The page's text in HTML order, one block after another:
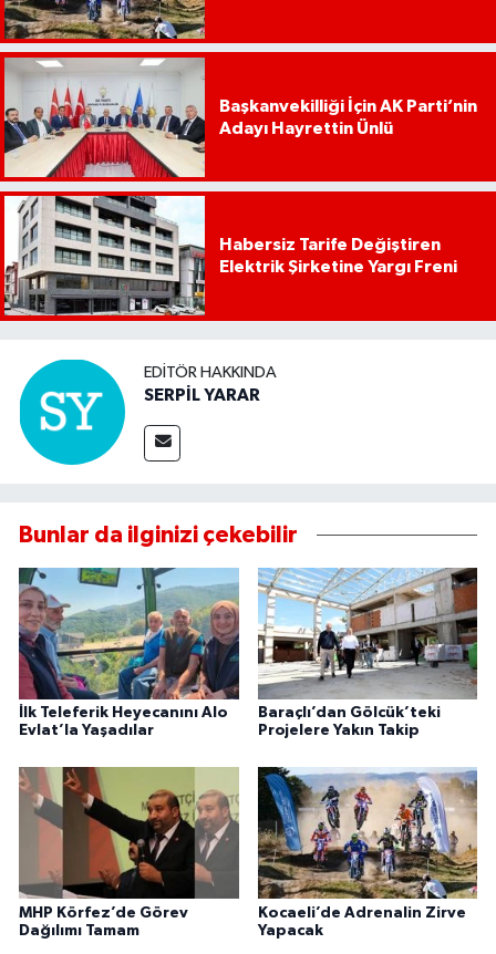
Başkanvekilliği İçin AK Parti’nin
Adayı Hayrettin Ünlü
Habersiz Tarife Değiştiren
Elektrik Şirketine Yargı Freni
EDITÖR HAKKINDA
SERPİL YARAR
Bunlar da ilginizi çekebilir
İlk Teleferik Heyecanını Alo
Evlat’la Yaşadılar
Baraçlı’dan Gölcük’teki
Projelere Yakın Takip
MHP Körfez’de Görev
Dağılımı Tamam
Kocaeli’de Adrenalin Zirve
Yapacak